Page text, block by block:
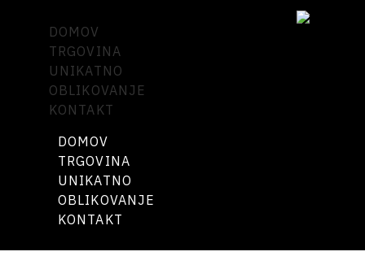
DOMOV
TRGOVINA
UNIKATNO
OBLIKOVANJE
KONTAKT
DOMOV
TRGOVINA
UNIKATNO
OBLIKOVANJE
KONTAKT